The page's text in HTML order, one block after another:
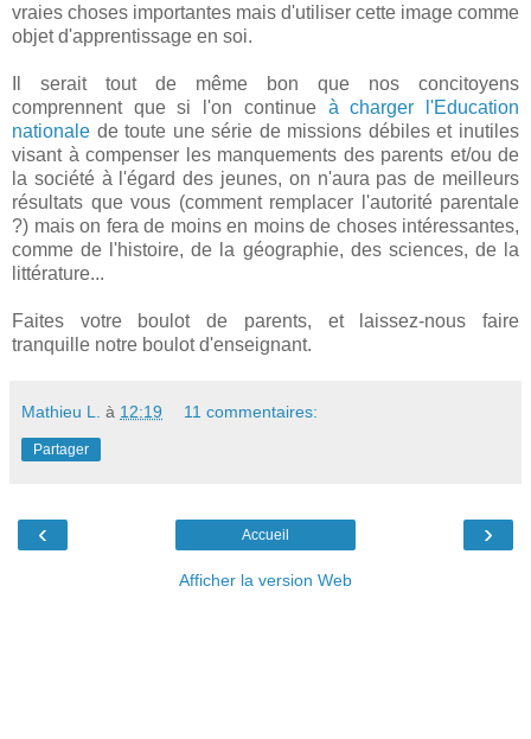
vraies choses importantes mais d'utiliser cette image comme
objet d'apprentissage en soi.
Il serait tout de même bon que nos concitoyens
comprennent que si l'on continue à charger l'Education
nationale de toute une série de missions débiles et inutiles
visant à compenser les manquements des parents et/ou de
la société à l'égard des jeunes, on n'aura pas de meilleurs
résultats que vous (comment remplacer l'autorité parentale
?) mais on fera de moins en moins de choses intéressantes,
comme de l'histoire, de la géographie, des sciences, de la
littérature...
Faites votre boulot de parents, et laissez-nous faire
tranquille notre boulot d'enseignant.
Mathieu L. à 12:19 11 commentaires:
Partager
‹ ›
Accueil
Afficher la version Web